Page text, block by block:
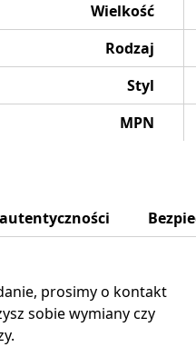
Wielkość
Rodzaj
Styl
MPN
prosimy o kontakt
sobie wymiany czy